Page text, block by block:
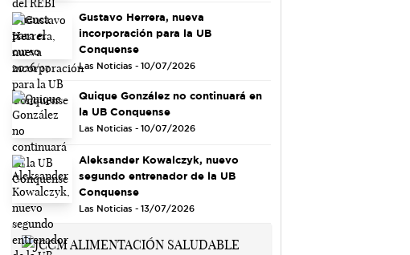
Gustavo Herrera, nueva
incorporación para la UB
Conquense
Las Noticias - 10/07/2026
Quique González no continuará en
la UB Conquense
Las Noticias - 10/07/2026
Aleksander Kowalczyk, nuevo
segundo entrenador de la UB
Conquense
Las Noticias - 13/07/2026